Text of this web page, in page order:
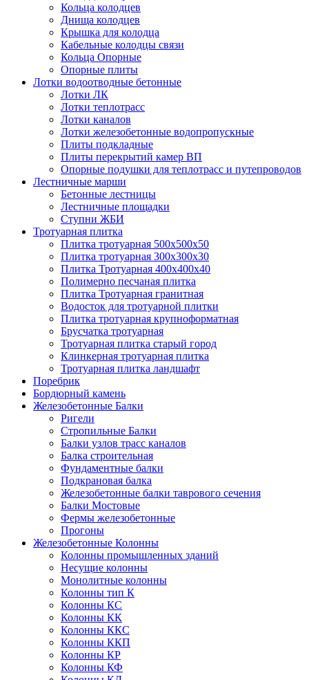
Кольца колодцев
Днища колодцев
Крышка для колодца
Кабельные колодцы связи
Кольца Опорные
Опорные плиты
Лотки водоотводные бетонные
Лотки ЛК
Лотки теплотрасс
Лотки каналов
Лотки железобетонные водопропускные
Плиты подкладные
Плиты перекрытий камер ВП
Опорные подушки для теплотрасс и путепроводов
Лестничные марши
Бетонные лестницы
Лестничные площадки
Ступни ЖБИ
Тротуарная плитка
Плитка тротуарная 500х500х50
Плитка тротуарная 300х300х30
Плитка Тротуарная 400x400x40
Полимерно песчаная плитка
Плитка Тротуарная гранитная
Водосток для тротуарной плитки
Плитка тротуарная крупноформатная
Брусчатка тротуарная
Тротуарная плитка старый город
Клинкерная тротуарная плитка
Тротуарная плитка ландшафт
Поребрик
Бордюрный камень
Железобетонные Балки
Ригели
Стропильные Балки
Балки узлов трасс каналов
Балка строительная
Фундаментные балки
Подкрановая балка
Железобетонные балки таврового сечения
Балки Мостовые
Фермы железобетонные
Прогоны
Железобетонные Колонны
Колонны промышленных зданий
Несущие колонны
Монолитные колонны
Колонны тип К
Колонны КС
Колонны КК
Колонны ККС
Колонны ККП
Колонны КР
Колонны КФ